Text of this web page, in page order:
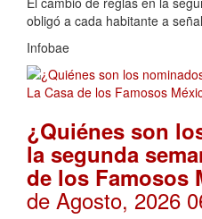
obligó a cada habitante a
Infobae
¿Quiénes son
la segunda
de los Famosos
de Agosto, 2026